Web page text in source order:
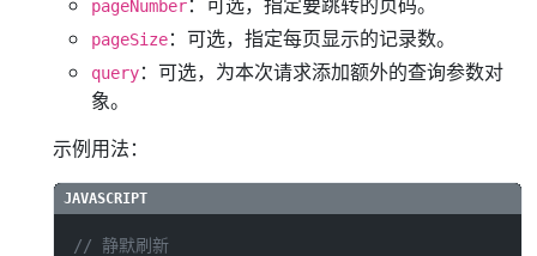
pageNumber
pageSize：可选，指定每页显示的记录数。
query：可选，为本次请求添加额外的查询参数对
象。
示例用法：
// 静默刷新